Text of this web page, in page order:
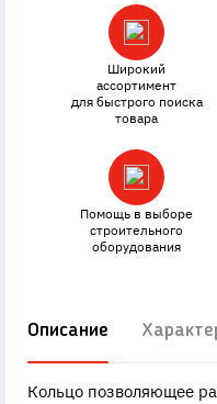
Широкий
ассортимент
для быстрого поиска
товара
Помощь в выборе
строительного
оборудования
Описание
Кольцо позволяющее